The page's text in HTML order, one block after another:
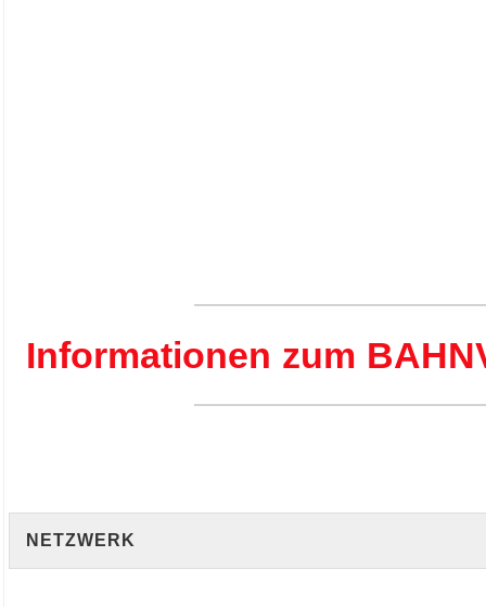
Informationen zum
NETZWERK